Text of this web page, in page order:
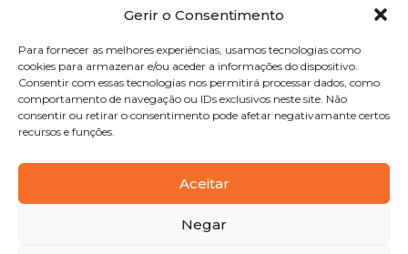
Gerir o Consentimento
Para fornecer as melhores experiências, usamos tecnologias como
cookies para armazenar e/ou aceder a informações do dispositivo.
Consentir com essas tecnologias nos permitirá processar dados, como
comportamento de navegação ou IDs exclusivos neste site. Não
consentir ou retirar o consentimento pode afetar negativamante certos
recursos e funções.
Aceitar
Negar
Copyright © 2025 Sabores Santa Clara
. Todos os direitos
reservadosPolítica de Privacidade |Termos e condições
Designed byShift Your Branding Agency